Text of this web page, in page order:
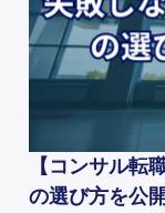
【コンサル転
の選び方を公